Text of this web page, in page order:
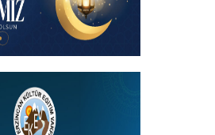
Mübarek Olsun
+